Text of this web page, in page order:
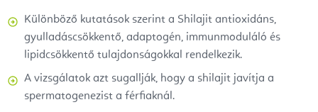
Különböző kutatások szerint a Shilajit antioxidáns,
gyulladáscsökkentő, adaptogén, immunmoduláló és
lipidcsökkentő tulajdonságokkal rendelkezik.
A vizsgálatok azt sugallják, hogy a shilajit javítja a
spermatogenezist a férfiaknál.